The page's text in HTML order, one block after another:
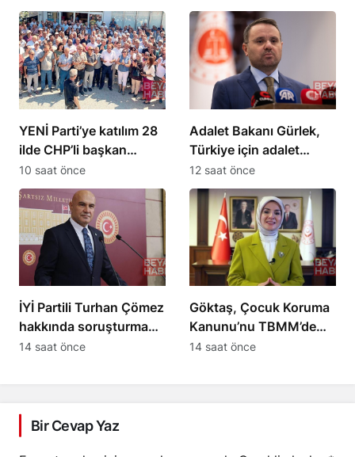
kabul etti
çocuk’ kavramını tanıttı
YENİ Parti’ye katılım 28
ilde CHP’li başkan
kalmadı
10 saat önce
Adalet Bakanı Gürlek,
Türkiye için adalet
sistemini geliştireceğiz
12 saat önce
İYİ Partili Turhan Çömez
hakkında soruşturma
başlatıldı
14 saat önce
Göktaş, Çocuk Koruma
Kanunu’nu TBMM’de
yasalaştırdı
14 saat önce
Bir Cevap Yaz